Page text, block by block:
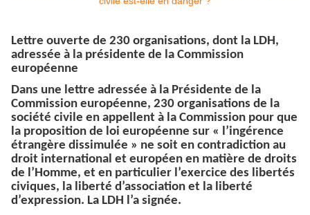
Lettre ouverte de 230 organisations, dont la LDH,
adressée à la présidente de la Commission
européenne
Dans une lettre adressée à la Présidente de la
Commission européenne, 230 organisations de la
société civile en appellent à la Commission pour que
la proposition de loi européenne sur « l’ingérence
étrangère dissimulée » ne soit en contradiction au
droit international et européen en matière de droits
de l’Homme, et en particulier l’exercice des libertés
civiques, la liberté d’association et la liberté
d’expression. La LDH l’a signée.